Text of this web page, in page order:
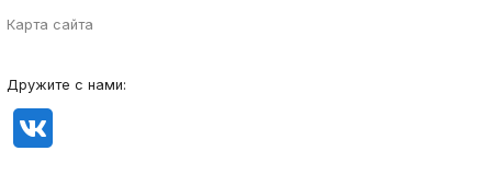
Карта сайта
Дружите с нами: